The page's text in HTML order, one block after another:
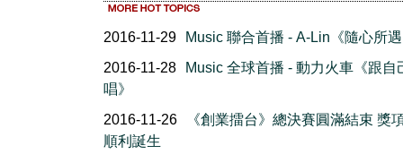
2016-11-29
Music 聯合首播 - A-Lin《隨心所
2016-11-28
Music 全球首播 - 動力火車《跟自
唱》
2016-11-26
《創業擂台》總決賽圓滿結束 獎
順利誕生